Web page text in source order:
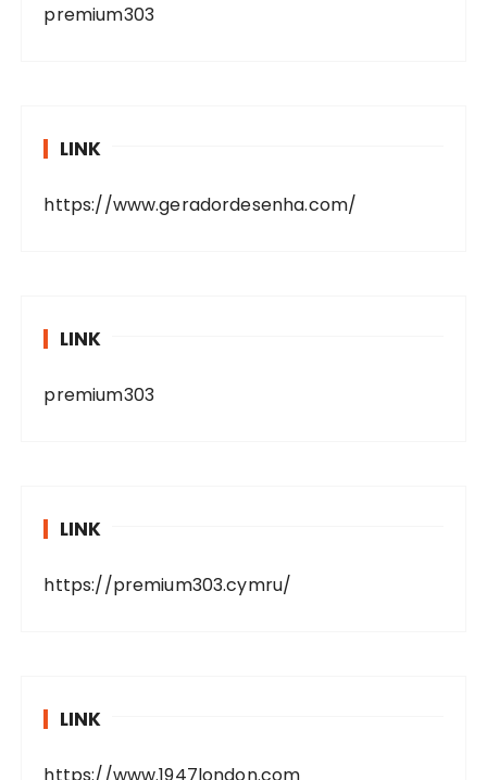
premium303
LINK
https://www.geradordesenha.com/
LINK
premium303
LINK
https://premium303.cymru/
LINK